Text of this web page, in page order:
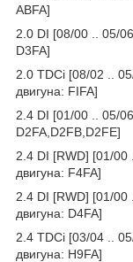
ABFA]
2.0 DI [08/00 .. 05/
D3FA]
2.0 TDCi [08/02 ..
двигуна: FIFA]
2.4 DI [01/00 .. 05/
D2FA,D2FB,D2FE]
2.4 DI [RWD] [01/
двигуна: F4FA]
2.4 DI [RWD] [01/
двигуна: D4FA]
2.4 TDCi [03/04 ..
двигуна: H9FA]